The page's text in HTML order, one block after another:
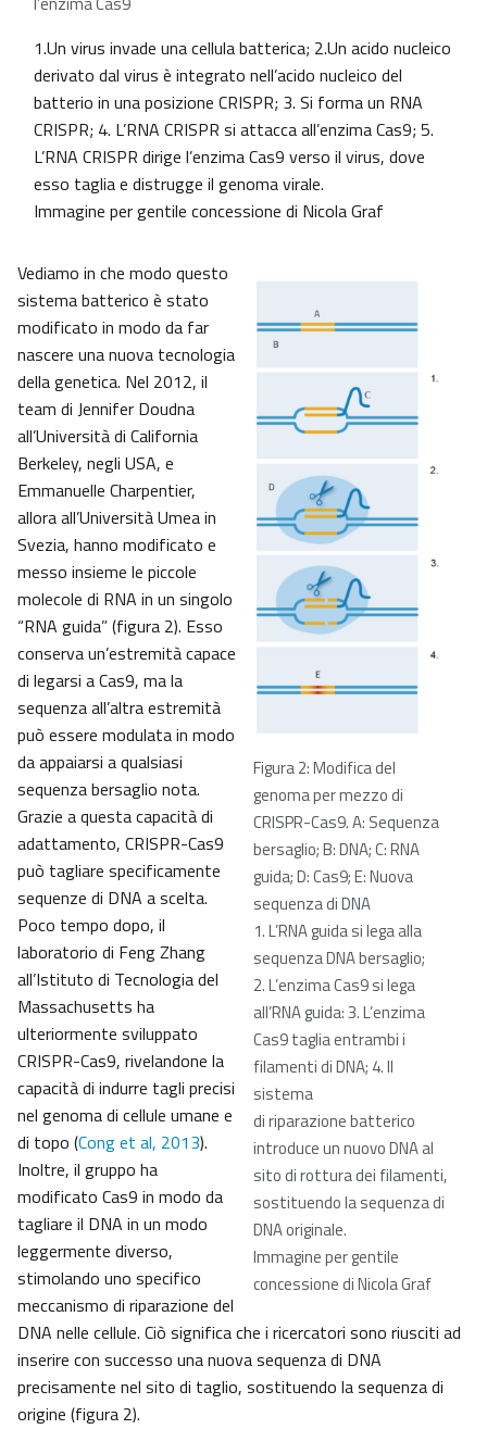
1.Un virus invade una cellula batterica; 2.Un acido nucleico
derivato dal virus è integrato nell’acido nucleico del
batterio in una posizione CRISPR; 3. Si forma un RNA
CRISPR; 4. L’RNA CRISPR si attacca all’enzima Cas9; 5.
L’RNA CRISPR dirige l’enzima Cas9 verso il virus, dove
esso taglia e distrugge il genoma virale.
Immagine per gentile concessione di Nicola Graf
Figura 2: Modifica del
genoma per mezzo di
CRISPR-Cas9. A: Sequenza
bersaglio; B: DNA; C: RNA
guida; D: Cas9; E: Nuova
sequenza di DNA
1. L’RNA guida si lega alla
sequenza DNA bersaglio;
2. L’enzima Cas9 si lega
all’RNA guida: 3. L’enzima
Cas9 taglia entrambi i
filamenti di DNA; 4. Il
sistema
di riparazione batterico
introduce un nuovo DNA al
sito di rottura dei filamenti,
sostituendo la sequenza di
DNA originale.
Immagine per gentile
concessione di Nicola Graf
Vediamo in che modo questo
sistema batterico è stato
modificato in modo da far
nascere una nuova tecnologia
della genetica. Nel 2012, il
team di Jennifer Doudna
all’Università di California
Berkeley, negli USA, e
Emmanuelle Charpentier,
allora all’Università Umea in
Svezia, hanno modificato e
messo insieme le piccole
molecole di RNA in un singolo
“RNA guida” (figura 2). Esso
conserva un’estremità capace
di legarsi a Cas9, ma la
sequenza all’altra estremità
può essere modulata in modo
da appaiarsi a qualsiasi
sequenza bersaglio nota.
Grazie a questa capacità di
adattamento, CRISPR-Cas9
può tagliare specificamente
sequenze di DNA a scelta.
Poco tempo dopo, il
laboratorio di Feng Zhang
all’Istituto di Tecnologia del
Massachusetts ha
ulteriormente sviluppato
CRISPR-Cas9, rivelandone la
capacità di indurre tagli precisi
nel genoma di cellule umane e
di topo (Cong et al, 2013).
Inoltre, il gruppo ha
modificato Cas9 in modo da
tagliare il DNA in un modo
leggermente diverso,
stimolando uno specifico
meccanismo di riparazione del
DNA nelle cellule. Ciò significa che i ricercatori sono riusciti ad
inserire con successo una nuova sequenza di DNA
precisamente nel sito di taglio, sostituendo la sequenza di
origine (figura 2).